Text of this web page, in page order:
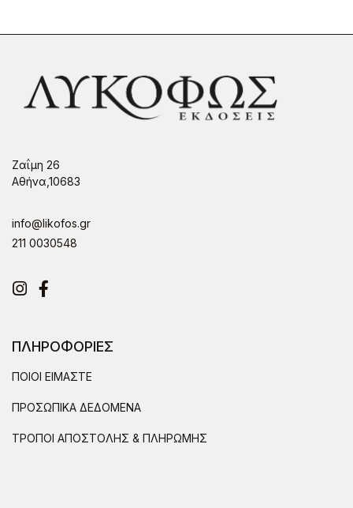
Ζαΐμη 26
Αθήνα,10683
info@likofos.gr
211 0030548
Instagram
Facebook
ΠΛΗΡΟΦΟΡΙΕΣ
ΠΟΙΟΙ ΕΙΜΑΣΤΕ
ΠΡΟΣΩΠΙΚΑ ΔΕΔΟΜΕΝΑ
ΤΡΟΠΟΙ ΑΠΟΣΤΟΛΗΣ & ΠΛΗΡΩΜΗΣ